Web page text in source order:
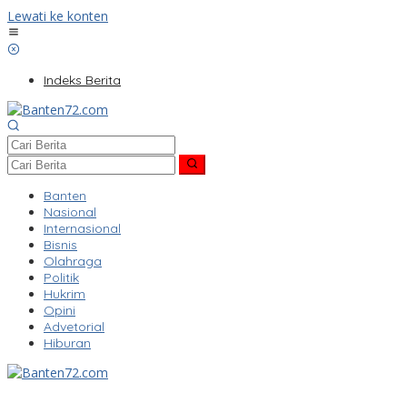
Lewati ke konten
Indeks Berita
Banten
Nasional
Internasional
Bisnis
Olahraga
Politik
Hukrim
Opini
Advetorial
Hiburan